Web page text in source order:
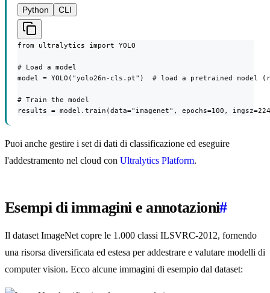
Python
CLI
from ultralytics import YOLO
# Load a model
model = YOLO("yolo26n-cls.pt")  # load a pretrained model
# Train the model
results = model.train(data="imagenet", epochs=100,
Puoi anche gestire i set di dati di classificazione ed eseguire
l'addestramento nel cloud con Ultralytics Platform.
Esempi di immagini e annotazioni#
Il dataset ImageNet copre le 1.000 classi ILSVRC-2012, fornendo
una risorsa diversificata ed estesa per addestrare e valutare modelli di
computer vision. Ecco alcune immagini di esempio dal dataset: